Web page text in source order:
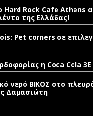
Hard Rock Cafe Athens
της Ελλάδας!
Pet corners σε
η Coca Cola 3E
νερό ΒΙΚΟΣ στο
Δαμασιώτη